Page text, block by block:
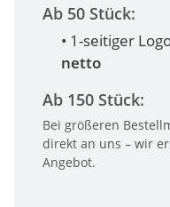
Ab 50 Stück:
• 1-seitiger
netto
Ab 150 Stück:
Bei größeren
direkt an uns – wir
Angebot.